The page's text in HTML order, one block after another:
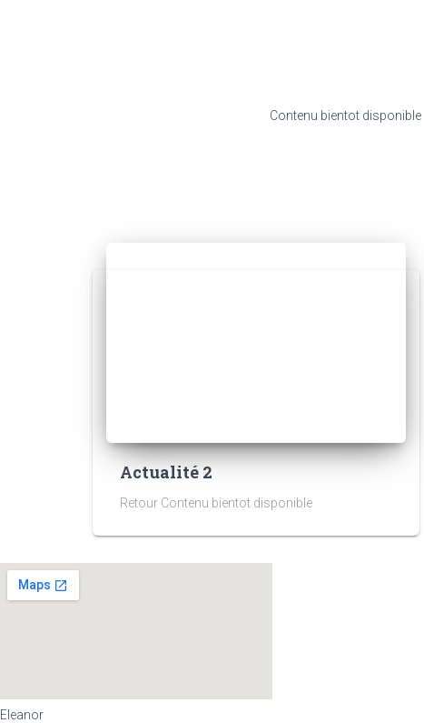
Contenu bientot disponible
Actualité 2
Retour Contenu bientot disponible
Eleanor